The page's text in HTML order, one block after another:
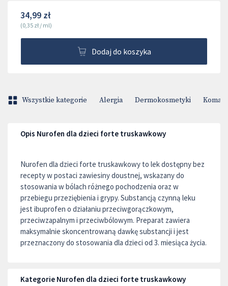
34,99 zł
(0,35 zł / ml)
Dodaj do koszyka
Wszystkie kategorie Alergia Dermokosmetyki
Opis Nurofen dla dzieci forte truskawkowy
Nurofen dla dzieci forte truskawkowy to lek dostępny bez
recepty w postaci zawiesiny doustnej, wskazany do
stosowania w bólach różnego pochodzenia oraz w
przebiegu przeziębienia i grypy. Substancją czynną leku
jest ibuprofen o działaniu przeciwgorączkowym,
przeciwzapalnym i przeciwbólowym. Preparat zawiera
maksymalnie skoncentrowaną dawkę substancji i jest
przeznaczony do stosowania dla dzieci od 3. miesiąca życia.
Kategorie Nurofen dla dzieci forte truskawkowy